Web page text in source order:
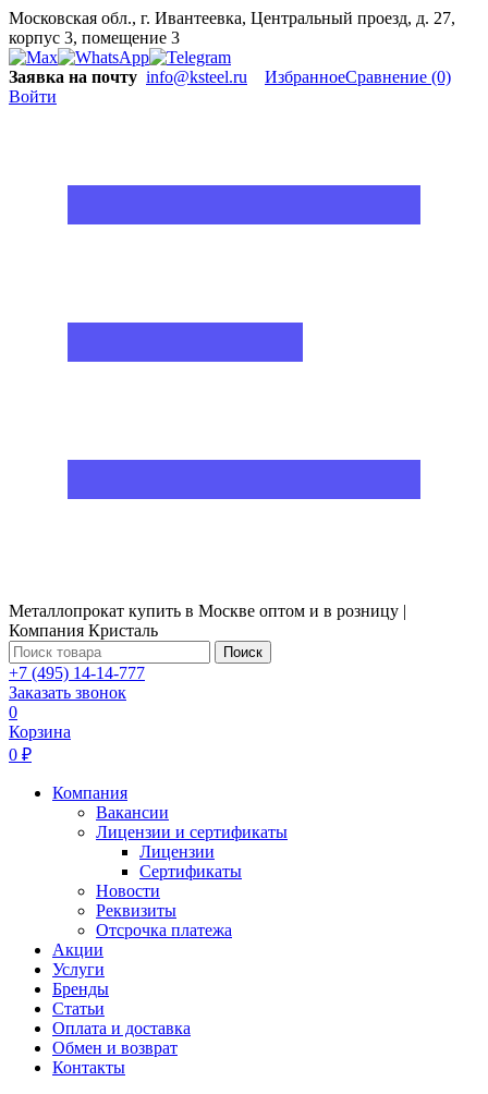
Московская обл., г. Ивантеевка, Центральный проезд, д. 27,
корпус 3, помещение 3
Заявка на почту info@ksteel.ru ИзбранноеСравнение (0)
Войти
Металлопрокат купить в Москве оптом и в розницу |
Компания Кристаль
Поиск
+7 (495) 14-14-777
Заказать звонок
0
Корзина
0 ₽
Компания
Вакансии
Лицензии и сертификаты
Лицензии
Сертификаты
Новости
Реквизиты
Отсрочка платежа
Акции
Услуги
Бренды
Статьи
Оплата и доставка
Обмен и возврат
Контакты